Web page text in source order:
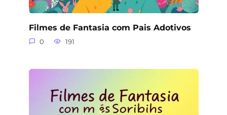
Filmes de Fantasia com Pais Adotivos
0 191